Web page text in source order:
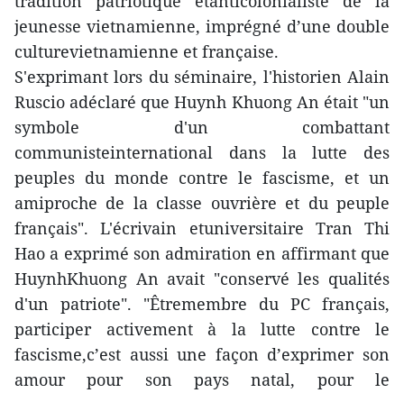
jeunesse vietnamienne, imprégné d’une double
culturevietnamienne et française.
S'exprimant lors du séminaire, l'historien Alain
Ruscio adéclaré que Huynh Khuong An était "un
symbole d'un combattant
communisteinternational dans la lutte des
peuples du monde contre le fascisme, et un
amiproche de la classe ouvrière et du peuple
français". L'écrivain etuniversitaire Tran Thi
Hao a exprimé son admiration en affirmant que
HuynhKhuong An avait "conservé les qualités
d'un patriote". "Êtremembre du PC français,
participer activement à la lutte contre le
fascisme,c’est aussi une façon d’exprimer son
amour pour son pays natal, pour le